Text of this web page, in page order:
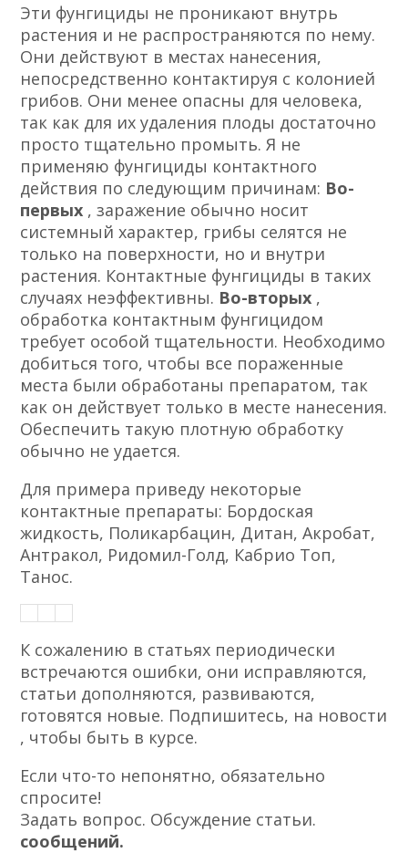
Эти фунгициды не проникают внутрь
растения и не распространяются по нему.
Они действуют в местах нанесения,
непосредственно контактируя с колонией
грибов. Они менее опасны для человека,
так как для их удаления плоды достаточно
просто тщательно промыть. Я не
применяю фунгициды контактного
действия по следующим причинам: Во-
первых , заражение обычно носит
системный характер, грибы селятся не
только на поверхности, но и внутри
растения. Контактные фунгициды в таких
случаях неэффективны. Во-вторых ,
обработка контактным фунгицидом
требует особой тщательности. Необходимо
добиться того, чтобы все пораженные
места были обработаны препаратом, так
как он действует только в месте нанесения.
Обеспечить такую плотную обработку
обычно не удается.
Для примера приведу некоторые
контактные препараты: Бордоская
жидкость, Поликарбацин, Дитан, Акробат,
Антракол, Ридомил-Голд, Кабрио Топ,
Танос.
К сожалению в статьях периодически
встречаются ошибки, они исправляются,
статьи дополняются, развиваются,
готовятся новые. Подпишитесь, на новости
, чтобы быть в курсе.
Если что-то непонятно, обязательно
спросите!
Задать вопрос. Обсуждение статьи.
сообщений.